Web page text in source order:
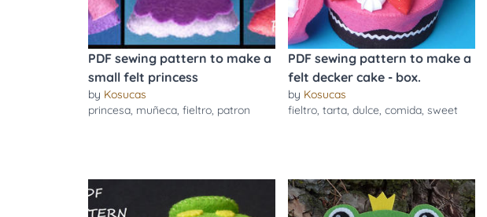
PDF sewing pattern to make a
small felt princess
by Kosucas
princesa, muñeca, fieltro, patron
PDF sewing pattern to make a
felt decker cake - box.
by Kosucas
fieltro,tarta,dulce,comida,sweet